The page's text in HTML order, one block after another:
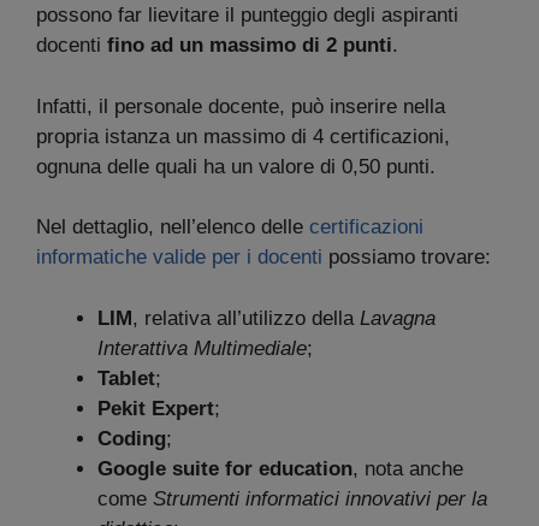
possono far lievitare il punteggio degli aspiranti
docenti fino ad un massimo di 2 punti.
Infatti, il personale docente, può inserire nella
propria istanza un massimo di 4 certificazioni,
ognuna delle quali ha un valore di 0,50 punti.
Nel dettaglio, nell’elenco delle certificazioni
informatiche valide per i docenti possiamo trovare:
LIM, relativa all’utilizzo della Lavagna
Interattiva Multimediale;
Tablet;
Pekit Expert;
Coding;
Google suite for education, nota anche
come Strumenti informatici innovativi per la